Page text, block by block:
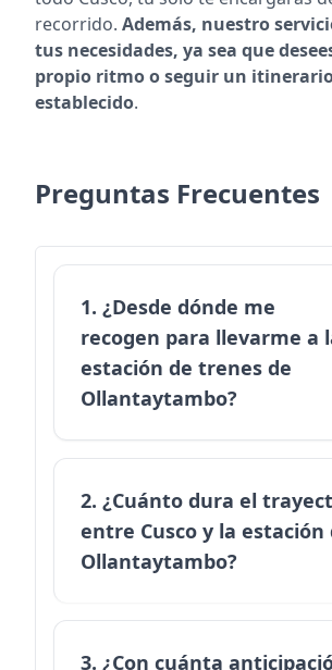
recorrido. Además, nuestro
tus necesidades, ya sea que
propio ritmo o seguir un
establecido.
Preguntas Frecuentes
1. ¿Desde dónde me
recogen para llevarme a
estación de trenes de
Ollantaytambo?
2. ¿Cuánto dura el
entre Cusco y la estación
Ollantaytambo?
3. ¿Con cuánta